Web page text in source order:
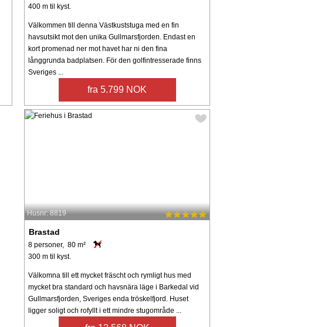
400 m til kyst.
Välkommen till denna Västkuststuga med en fin
havsutsikt mot den unika Gullmarsfjorden. Endast en
kort promenad ner mot havet har ni den fina
långgrunda badplatsen. För den golfintresserade finns
Sveriges ...
fra 5.799 NOK
Husnr: 8819
Brastad
8 personer, 80 m²
300 m til kyst.
Välkomna till ett mycket fräscht och rymligt hus med
mycket bra standard och havsnära läge i Barkedal vid
Gullmarsfjorden, Sveriges enda tröskelfjord. Huset
ligger soligt och rofyllt i ett mindre stugområde ...